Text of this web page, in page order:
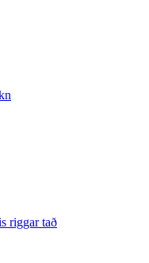
riggar tað